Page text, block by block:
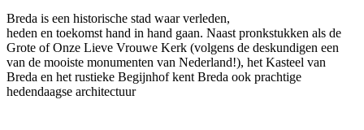
Breda is een historische stad waar verleden,
heden en toekomst hand in hand gaan. Naast pronkstukken als de
Grote of Onze Lieve Vrouwe Kerk (volgens de deskundigen een
van de mooiste monumenten van Nederland!), het Kasteel van
Breda en het rustieke Begijnhof kent Breda ook prachtige
hedendaagse architectuur